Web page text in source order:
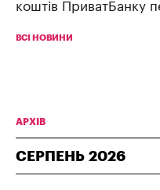
коштів ПриватБанку
ВСІ НОВИНИ
АРХІВ
СЕРПЕНЬ 2026